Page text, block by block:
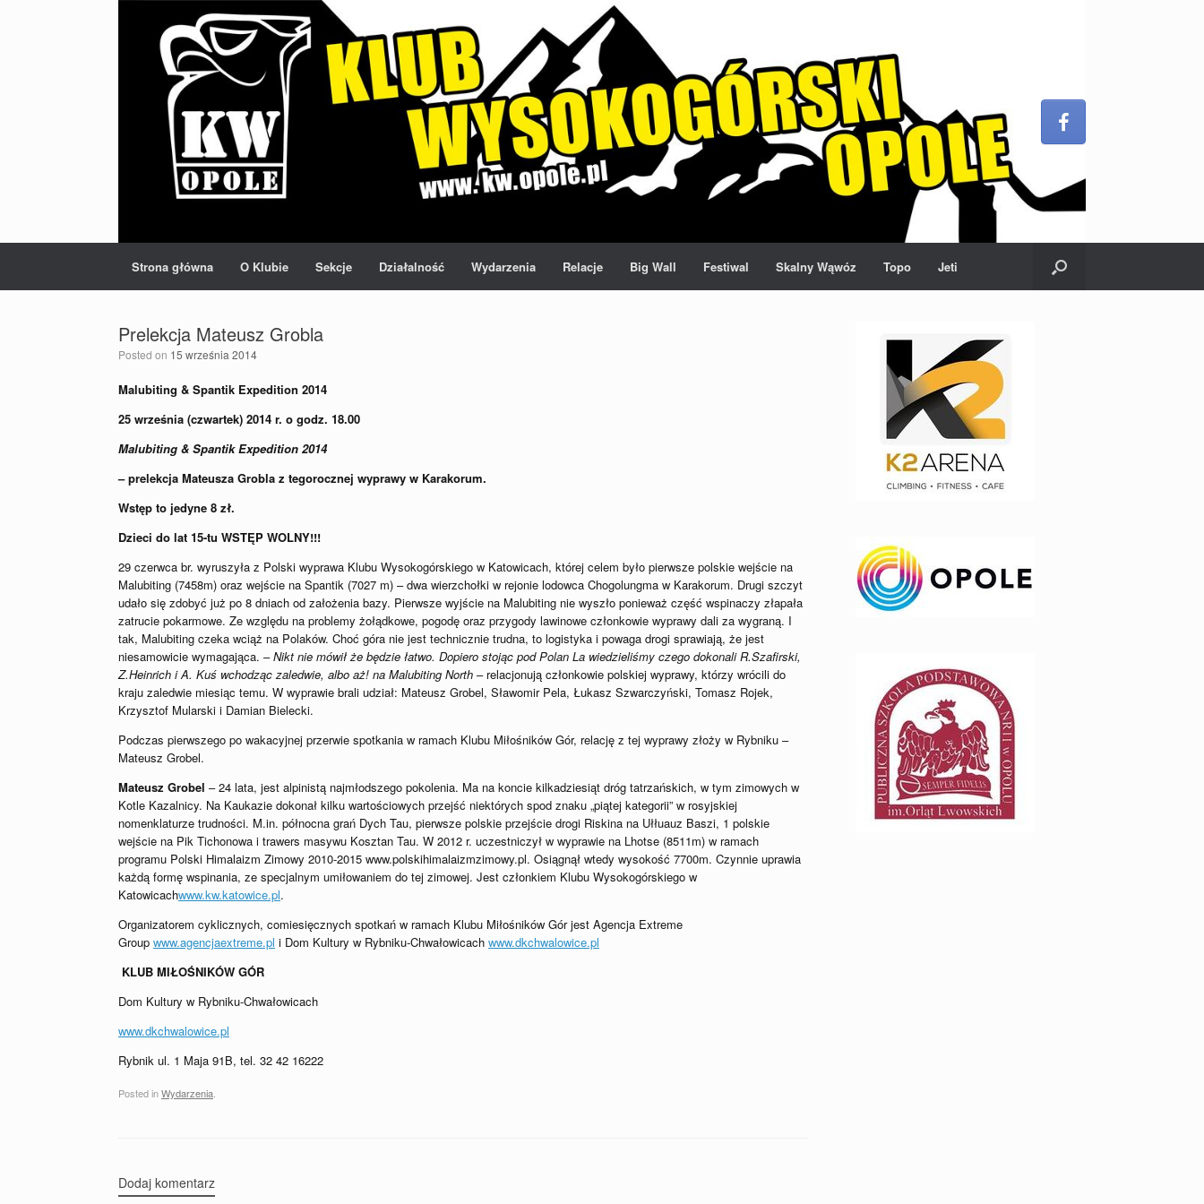
Strona główna O Klubie Sekcje Działalność Wydarzenia Relacje Big Wall Festiwal Skalny Wąwóz Topo Jeti
Prelekcja Mateusz Grobla
Posted on 15 września 2014
Malubiting & Spantik Expedition 2014
25 września (czwartek) 2014 r. o godz. 18.00
Malubiting & Spantik Expedition 2014
– prelekcja Mateusza Grobla z tegorocznej wyprawy w Karakorum.
Wstęp to jedyne 8 zł.
Dzieci do lat 15-tu WSTĘP WOLNY!!!
29 czerwca br. wyruszyła z Polski wyprawa Klubu Wysokogórskiego w Katowicach, której celem było pierwsze polskie wejście na
Malubiting (7458m) oraz wejście na Spantik (7027 m) – dwa wierzchołki w rejonie lodowca Chogolungma w Karakorum. Drugi szczyt
udało się zdobyć już po 8 dniach od założenia bazy. Pierwsze wyjście na Malubiting nie wyszło ponieważ część wspinaczy złapała
zatrucie pokarmowe. Ze względu na problemy żołądkowe, pogodę oraz przygody lawinowe członkowie wyprawy dali za wygraną. I
tak, Malubiting czeka wciąż na Polaków. Choć góra nie jest technicznie trudna, to logistyka i powaga drogi sprawiają, że jest
niesamowicie wymagająca. –Nikt nie mówił że będzie łatwo. Dopiero stojąc pod Polan La wiedzieliśmy czego dokonali R.Szafirski,
Z.Heinrich i A. Kuś wchodząc zaledwie, albo aż! na Malubiting North – relacjonują członkowie polskiej wyprawy, którzy wrócili do
kraju zaledwie miesiąc temu. W wyprawie brali udział: Mateusz Grobel, Sławomir Pela, Łukasz Szwarczyński, Tomasz Rojek,
Krzysztof Mularski i Damian Bielecki.
Podczas pierwszego po wakacyjnej przerwie spotkania w ramach Klubu Miłośników Gór, relację z tej wyprawy złoży w Rybniku –
Mateusz Grobel.
Mateusz Grobel – 24 lata, jest alpinistą najmłodszego pokolenia. Ma na koncie kilkadziesiąt dróg tatrzańskich, w tym zimowych w
Kotle Kazalnicy. Na Kaukazie dokonał kilku wartościowych przejść niektórych spod znaku „piątej kategorii” w rosyjskiej
nomenklaturze trudności. M.in. północna grań Dych Tau, pierwsze polskie przejście drogi Riskina na Ułłuauz Baszi, 1 polskie
wejście na Pik Tichonowa i trawers masywu Kosztan Tau. W 2012 r. uczestniczył w wyprawie na Lhotse (8511m) w ramach
programu Polski Himalaizm Zimowy 2010-2015 www.polskihimalaizmzimowy.pl. Osiągnął wtedy wysokość 7700m. Czynnie uprawia
każdą formę wspinania, ze specjalnym umiłowaniem do tej zimowej. Jest członkiem Klubu Wysokogórskiego w
Katowicachwww.kw.katowice.pl.
Organizatorem cyklicznych, comiesięcznych spotkań w ramach Klubu Miłośników Gór jest Agencja Extreme
Group www.agencjaextreme.pl i Dom Kultury w Rybniku-Chwałowicach www.dkchwalowice.pl
KLUB MIŁOŚNIKÓW GÓR
Dom Kultury w Rybniku-Chwałowicach
www.dkchwalowice.pl
Rybnik ul. 1 Maja 91B, tel. 32 42 16222
Posted inWydarzenia
Dodaj komentarz